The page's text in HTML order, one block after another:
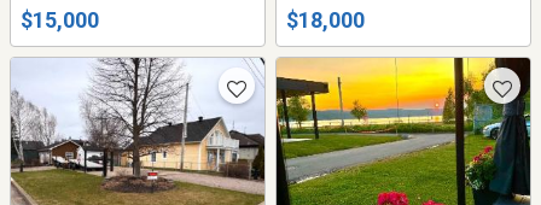
$15,000 $18,000